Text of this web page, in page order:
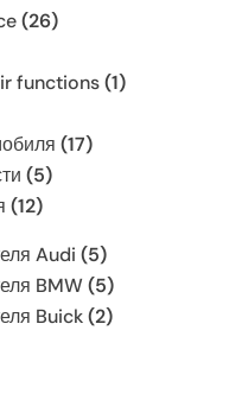
(26)
functions(1)
(17)
(5)
(12)
Audi (5)
BMW(5)
Buick(2)